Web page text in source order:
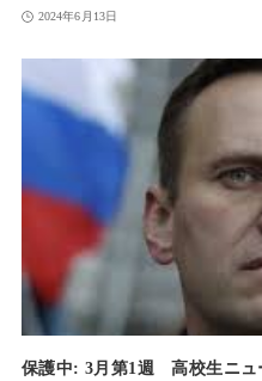
2024年6月13日
保護中: 3月第1週 高校生ニュ